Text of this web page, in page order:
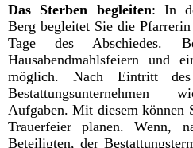
Das Sterben begleiten:In
Berg begleitet Sie die
Tage des Abschiedes.
Hausabendmahlsfeiern und
möglich. Nach Eintritt
Bestattungsunternehmen
Aufgaben. Mit diesem können
Trauerfeier planen. Wenn,
Beteiligten,der